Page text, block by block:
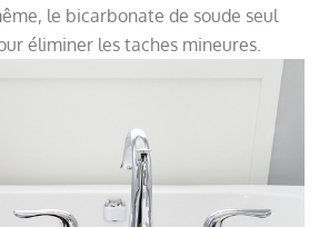
le bicarbonate de soude seul
éliminer les taches mineures.